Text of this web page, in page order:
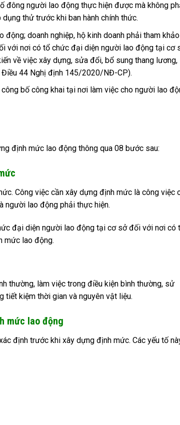
đông người lao động thực hiện được mà không
thử trước khi ban hành chính thức.
doanh nghiệp, hộ kinh doanh phải tham
với nơi có tổ chức đại diện người lao động tại cơ
về việc xây dựng, sửa đổi, bổ sung thang lương,
44 Nghị định 145/2020/NĐ-CP).
bố công khai tại nơi làm việc cho người lao
định mức lao động thông qua 08 bước sau:
Công việc cần xây dựng định mức là công việc
người lao động phải thực hiện.
đại diện người lao động tại cơ sở đối với nơi có
mức lao động.
thường, làm việc trong điều kiện bình thường, sử
tiết kiệm thời gian và nguyên vật liệu.
mức lao động
định trước khi xây dựng định mức. Các yếu tố